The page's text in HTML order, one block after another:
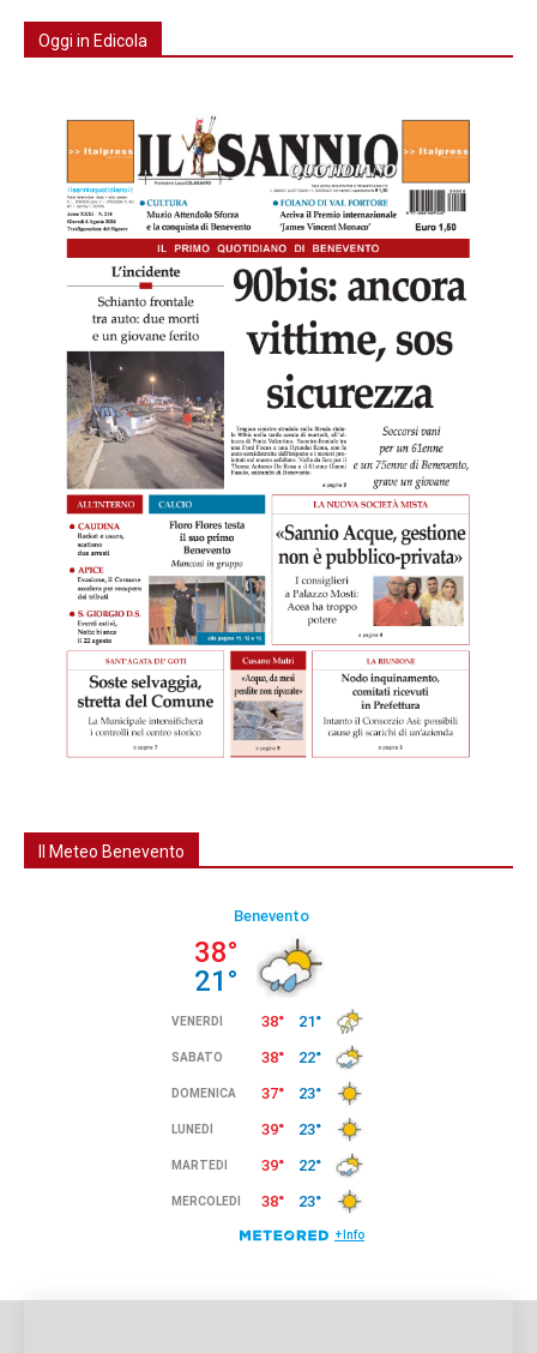
Oggi in Edicola
Il Meteo Benevento